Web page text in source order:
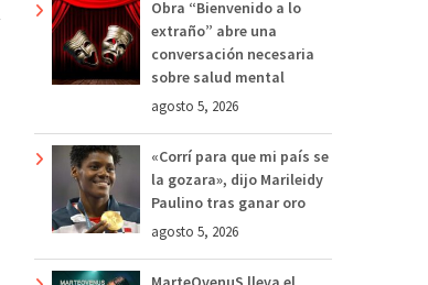
Obra “Bienvenido a lo
extraño” abre una
conversación necesaria
sobre salud mental
agosto 5, 2026
«Corrí para que mi país se
la gozara», dijo Marileidy
Paulino tras ganar oro
agosto 5, 2026